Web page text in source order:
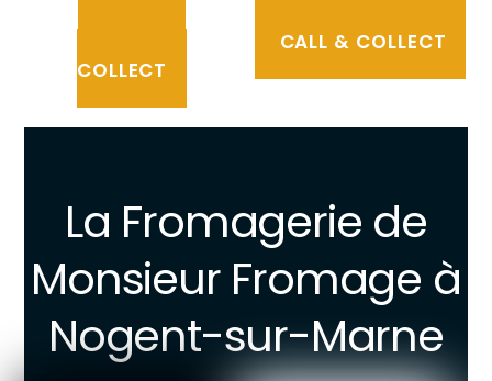
COLLECT
CALL & COLLECT
La Fromagerie de
Monsieur Fromage à
Nogent-sur-Marne